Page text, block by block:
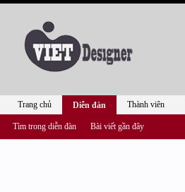
Trang chủ Diễn đàn
Tìm trong diễn đàn Bài viết gần đây
Thành viên